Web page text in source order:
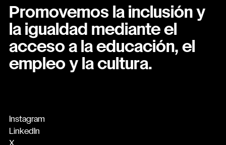
Promovemos la inclusión y
la igualdad mediante el
acceso a la educación, el
empleo y la cultura.
Instagram
LinkedIn